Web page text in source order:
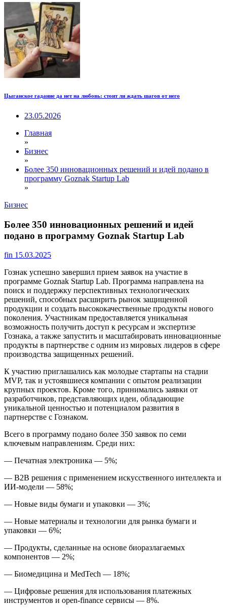
Цыганское гадание да нет на любовь: стоит ли ждать шагов от него
23.05.2026
Главная
»
Бизнес
»
Более 350 инновационных решений и идей подано в
программу Goznak Startup Lab
»
Бизнес
Более 350 инновационных решений и идей
подано в программу Goznak Startup Lab
fin 15.03.2025
Гознак успешно завершил прием заявок на участие в
программе Goznak Startup Lab. Программа направлена на
поиск и поддержку перспективных технологических
решений, способных расширить рынок защищенной
продукции и создать высококачественные продукты нового
поколения. Участникам предоставляется уникальная
возможность получить доступ к ресурсам и экспертизе
Гознака, а также запустить и масштабировать инновационные
продукты в партнерстве с одним из мировых лидеров в сфере
производства защищенных решений.
К участию приглашались как молодые стартапы на стадии
MVP, так и устоявшиеся компании с опытом реализации
крупных проектов. Кроме того, принимались заявки от
разработчиков, представляющих идеи, обладающие
уникальной ценностью и потенциалом развития в
партнерстве с Гознаком.
Всего в программу подано более 350 заявок по семи
ключевым направлениям. Среди них:
— Печатная электроника — 5%;
— B2B решения с применением искусственного интеллекта и
ИИ-модели — 58%;
— Новые виды бумаги и упаковки — 3%;
— Новые материалы и технологии для рынка бумаги и
упаковки — 6%;
— Продукты, сделанные на основе биоразлагаемых
компонентов — 2%;
— Биомедицина и MedTech — 18%;
— Цифровые решения для использования платежных
инструментов и open-finance сервисы — 8%.